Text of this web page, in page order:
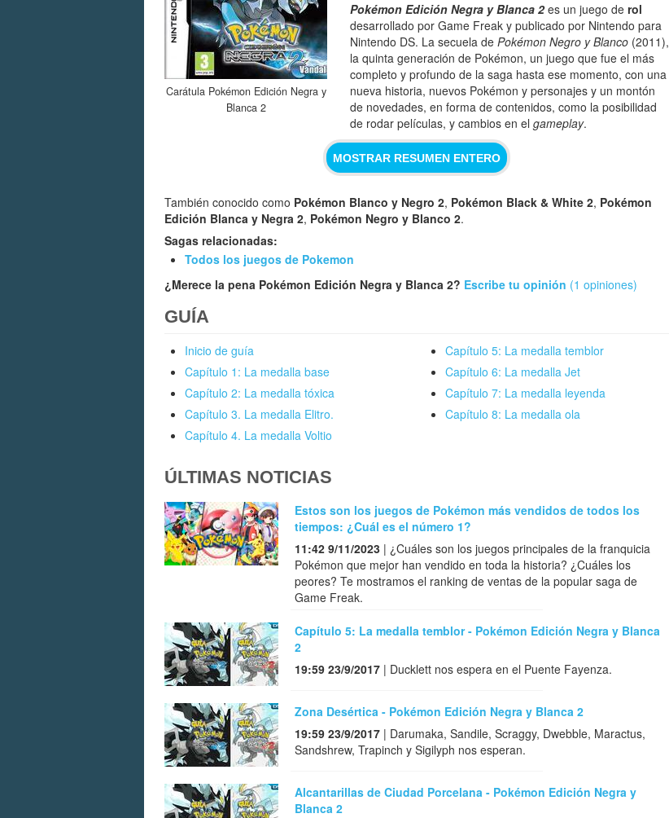
Carátula Pokémon Edición Negra y
Blanca 2
Pokémon Edición Negra y Blanca 2es un juego de rol
desarrollado por Game Freak y publicado por Nintendo para
Nintendo DS. La secuela de Pokémon Negro y Blanco (2011),
la quinta generación de Pokémon, un juego que fue el más
completo y profundo de la saga hasta ese momento, con una
nueva historia, nuevos Pokémon y personajes y un montón
de novedades, en forma de contenidos, como la posibilidad
de rodar películas, y cambios en el gameplay.
MOSTRAR RESUMEN ENTERO
También conocido como Pokémon Blanco y Negro 2, Pokémon Black & White 2, Pokémon
Edición Blanca y Negra 2, Pokémon Negro y Blanco 2.
Sagas relacionadas:
Todos los juegos de Pokemon
¿Merece la pena Pokémon Edición Negra y Blanca 2? Escribe tu opinión (1 opiniones)
GUÍA
Inicio de guía
Capítulo 1: La medalla base
Capítulo 2: La medalla tóxica
Capítulo 3. La medalla Elitro.
Capítulo 4. La medalla Voltio
Capítulo 5: La medalla temblor
Capítulo 6: La medalla Jet
Capítulo 7: La medalla leyenda
Capítulo 8: La medalla ola
ÚLTIMAS NOTICIAS
Estos son los juegos de Pokémon más vendidos de todos los
tiempos: ¿Cuál es el número 1?
11:42 9/11/2023 | ¿Cuáles son los juegos principales de la franquicia
Pokémon que mejor han vendido en toda la historia? ¿Cuáles los
peores? Te mostramos el ranking de ventas de la popular saga de
Game Freak.
Capítulo 5: La medalla temblor - Pokémon Edición Negra y Blanca
2
19:59 23/9/2017 | Ducklett nos espera en el Puente Fayenza.
Zona Desértica - Pokémon Edición Negra y Blanca 2
19:59 23/9/2017 | Darumaka, Sandile, Scraggy, Dwebble, Maractus,
Sandshrew, Trapinch y Sigilyph nos esperan.
Alcantarillas de Ciudad Porcelana - Pokémon Edición Negra y
Blanca 2